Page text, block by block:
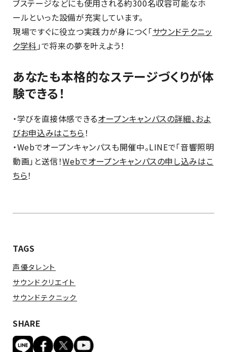
ブステージなどにも使用される約300名収容可能なホ
ールといった設備が充実しています。
現場ですぐに役立つ実践力が身につく「サウンドテクニッ
ク学科 」で将来の夢を叶えよう！
あなたも本格的なステージづくりが体
験できる！
・学びを直接体感できるオープンキャンパスの詳細、およ
びお申込みはこちら！
・Webでオープンキャンパスも開催中。LINEで「音響照明
動画」と送信！Webでオープンキャンパスの申し込みはこ
ちら！
TAGS
声優タレント
サウンドクリエイト
サウンドテクニック
SHARE